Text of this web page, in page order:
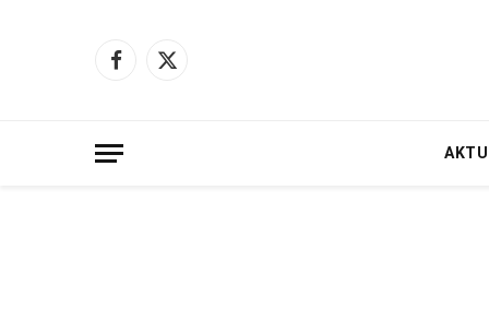
Facebook
X